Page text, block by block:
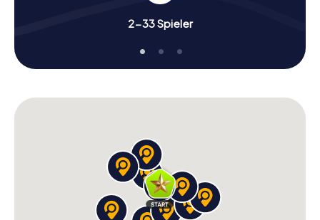
2-33 Spieler